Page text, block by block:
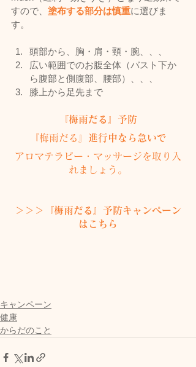
すので、 塗布する部分は慎重に選びま
す。
頭部から、胸・肩・頸・腕、、、
広い範囲でのお腹全体（バスト下か
ら腹部と側腹部、腰部）、、、
膝上から足先まで
『梅雨だる』予防
『梅雨だる』 進行中なら急いで
アロマテラピー・マッサージを取り入
れましょう。
＞＞＞『梅雨だる』予防キャンペーン
はこちら
キャンペーン
健康
からだのこと